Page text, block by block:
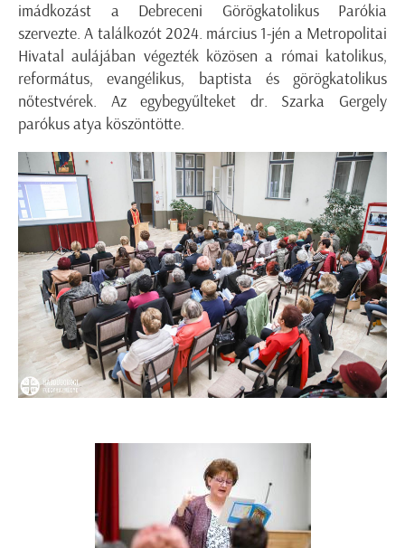
imádkozást a Debreceni Görögkatolikus Parókia
szervezte. A találkozót 2024. március 1-jén a Metropolitai
Hivatal aulájában végezték közösen a római katolikus,
református, evangélikus, baptista és görögkatolikus
nőtestvérek. Az egybegyűlteket dr. Szarka Gergely
parókus atya köszöntötte.